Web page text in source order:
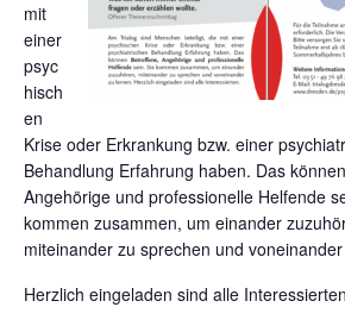
mit
einer
psyc
hisch
en
Krise oder Erkrankung bzw. einer
Behandlung Erfahrung haben. Das
Angehörige und professionelle Helfende
kommen zusammen, um einander
miteinander zu sprechen und
Herzlich eingeladen sind alle